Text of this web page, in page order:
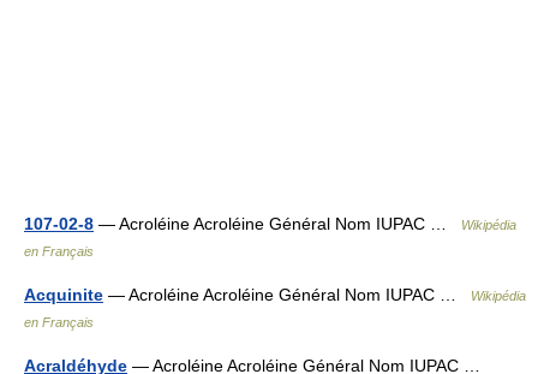
107-02-8 — Acroléine Acroléine Général Nom IUPAC …
Wikipédia
en Français
Acquinite — Acroléine Acroléine Général Nom IUPAC …
Wikipédia
en Français
Acraldéhyde — Acroléine Acroléine Général Nom IUPAC …